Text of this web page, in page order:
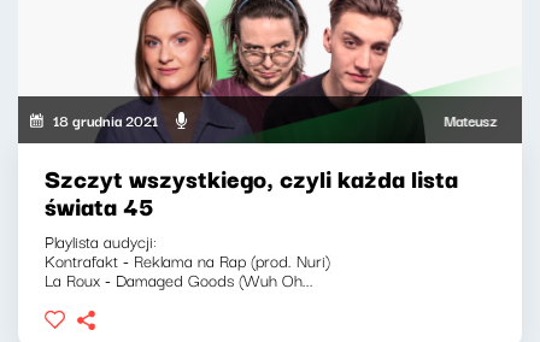
18 grudnia 2021 Mateusz
Szczyt wszystkiego, czyli każda lista
świata 45
Playlista audycji:
Kontrafakt - Reklama na Rap (prod. Nuri)
La Roux - Damaged Goods (Wuh Oh...